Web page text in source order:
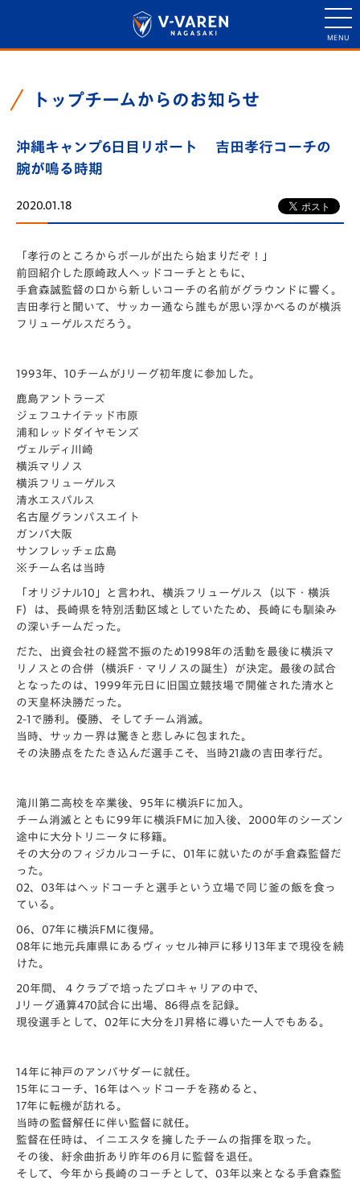
トップチームからのお知らせ
沖縄キャンプ6日目リポート 吉田孝行コーチの
腕が鳴る時期
2020.01.18
「孝行のところからボールが出たら始まりだぞ！」
前回紹介した原崎政人ヘッドコーチとともに、
手倉森誠監督の口から新しいコーチの名前がグラウンドに響く。
吉田孝行と聞いて、 サッカー通なら誰もが思い浮かべるのが横浜
フリューゲルスだろう 。
1993年、10チームがJリーグ初年度に参加した。
鹿島アントラーズ
ジェフユナイテッド市原
浦和レッドダイヤモンズ
ヴェルディ川崎
横浜マリノス
横浜フリューゲルス
清水エスパルス
名古屋グランパスエイト
ガンバ大阪
サンフレッチェ広島
※チーム名は当時
「オリジナル10」と言われ、横浜フリューゲルス（以下・ 横浜
F）は、長崎県を特別活動区域としていたため、 長崎にも馴染み
の深いチームだった。
だた、 出資会社の経営不振のため1998年の活動を最後に横浜マ
リノス との合併（横浜F・マリノスの誕生）が決定。 最後の試合
となったのは、 1999年元日に旧国立競技場で開催された清水と
の天皇杯決勝だ った。
2-1で勝利。優勝、そしてチーム消滅。
当時、サッカー界は驚きと悲しみに包まれた。
その決勝点をたたき込んだ選手こそ、当時21歳の吉田孝行だ。
滝川第二高校を卒業後、95年に横浜Fに加入。
チーム消滅とともに99年に横浜FMに加入後、 2000年のシーズン
途中に大分トリニータに移籍。
その大分のフィジカルコーチに、 01年に就いたのが手倉森監督だ
った。
02、 03年はヘッドコーチと選手という立場で同じ釜の飯を食っ
ている。
06、07年に横浜FMに復帰。
08年に地元兵庫県にあるヴィッセル神戸に移り13年まで現役を 続
けた。
20年間、４クラブで培ったプロキャリアの中で、
Jリーグ通算470試合に出場、86得点を記録。
現役選手として、02年に大分をJ1昇格に導いた一人でもある。
14年に神戸のアンバサダーに就任。
15年にコーチ、16年はヘッドコーチを務めると、
17年に転機が訪れる。
当時の監督解任に伴い監督に就任。
監督在任時は、イニエスタを擁したチームの指揮を取った。
その後、紆余曲折あり昨年の6月に監督を退任。
そして、今年から長崎のコーチとして、 03年以来となる手倉森監